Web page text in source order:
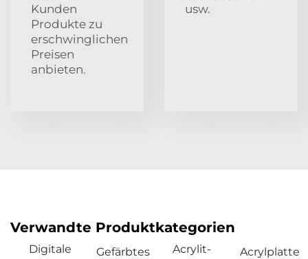
Kunden
Produkte zu
erschwinglichen
Preisen
anbieten.
usw.
Verwandte Produktkategorien
Digitale
Gefärbtes
Acrylit-
Acrylplatte